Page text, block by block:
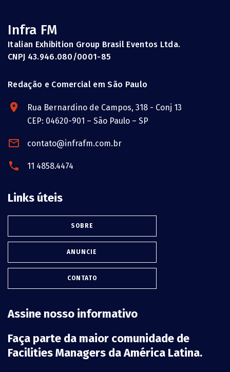
Infra FM
Italian Exhibition Group Brasil Eventos Ltda.
CNPJ 43.946.080/0001-85
Redação e Comercial em São Paulo
Rua Bernardino de Campos, 318 - Conj 13
CEP: 04620-901 – São Paulo – SP
contato@infrafm.com.br
11 4858.4474
Links úteis
SOBRE
ANUNCIE
CONTATO
Assine nosso informativo
Faça parte da maior comunidade de
Facilities Managers da América Latina.